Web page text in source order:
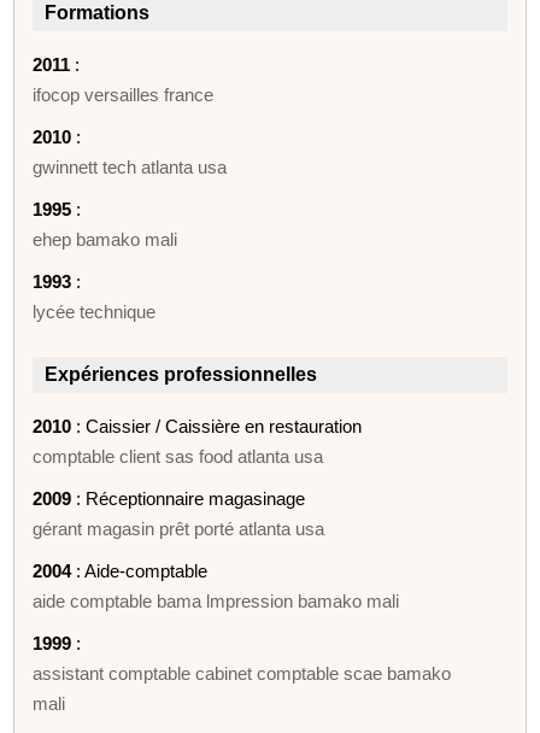
Formations
2011 :
ifocop versailles france
2010 :
gwinnett tech atlanta usa
1995 :
ehep bamako mali
1993 :
lycée technique
Expériences professionnelles
2010 : Caissier / Caissière en restauration
comptable client sas food atlanta usa
2009 : Réceptionnaire magasinage
gérant magasin prêt porté atlanta usa
2004: Aide-comptable
aide comptable bama lmpression bamako mali
1999 :
assistant comptable cabinet comptable scae bamako
mali